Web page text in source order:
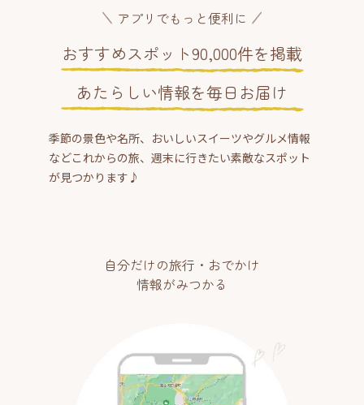
アプリでもっと便利に
おすすめスポット90,000件を掲載
あたらしい情報を毎日お届け
季節の景色や名所、おいしいスイーツやグルメ情報
などこれからの旅、週末に行きたい素敵なスポット
が見つかります♪
自分だけの旅行・おでかけ
情報がみつかる